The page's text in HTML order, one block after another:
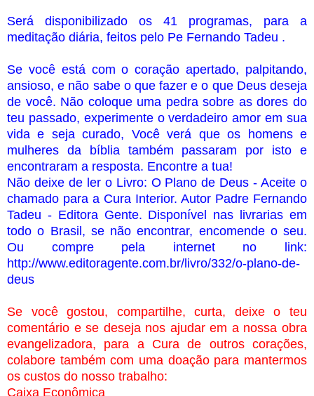
Será disponibilizado os 41 programas, para a
meditação diária, feitos pelo Pe Fernando Tadeu​ .
Se você está com o coração apertado, palpitando,
ansioso, e não sabe o que fazer e o que Deus deseja
de você. Não coloque uma pedra sobre as dores do
teu passado, experimente o verdadeiro amor em sua
vida e seja curado, Você verá que os homens e
mulheres da bíblia também passaram por isto e
encontraram a resposta. Encontre a tua!
Não deixe de ler o Livro: O Plano de Deus - Aceite o
chamado para a Cura Interior. Autor Padre Fernando
Tadeu - Editora Gente. Disponível nas livrarias em
todo o Brasil, se não encontrar, encomende o seu.
Ou compre pela internet no link:
http://www.editoragente.com.br/livro/332/o-plano-de-
deus
Se você gostou, compartilhe, curta, deixe o teu
comentário e se deseja nos ajudar em a nossa obra
evangelizadora, para a Cura de outros corações,
colabore também com uma doação para mantermos
os custos do nosso trabalho:
Caixa Econômica